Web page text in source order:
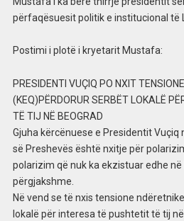
përfaqësuesit politik e institucional të
Postimi i plotë i kryetarit Mustafa:
PRESIDENTI VUÇIQ PO NXIT
(KEQ)PËRDORUR SERBËT LOKALË
TË TIJ NË BEOGRAD
Gjuha kërcënuese e Presidentit Vuçiq
së Preshevës është nxitje për
polarizim që nuk ka ekzistuar edhe
përgjakshme.
Në vend se të nxis tensione
lokalë për interesa të pushtetit të tij